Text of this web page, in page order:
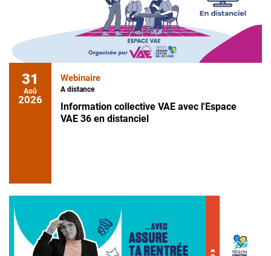
31
Aoû
2026
Webinaire
A distance
Information collective VAE avec l'Espace
VAE 36 en distanciel